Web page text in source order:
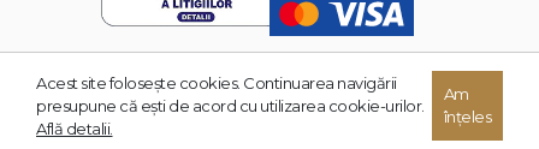
© 2026 Grupul Editorial TREI. Toate drepturile rezervate.
Acest site foloseşte cookies. Continuarea navigării
presupune că eşti de acord cu utilizarea cookie-urilor.
Află detalii.
Am
înțeles